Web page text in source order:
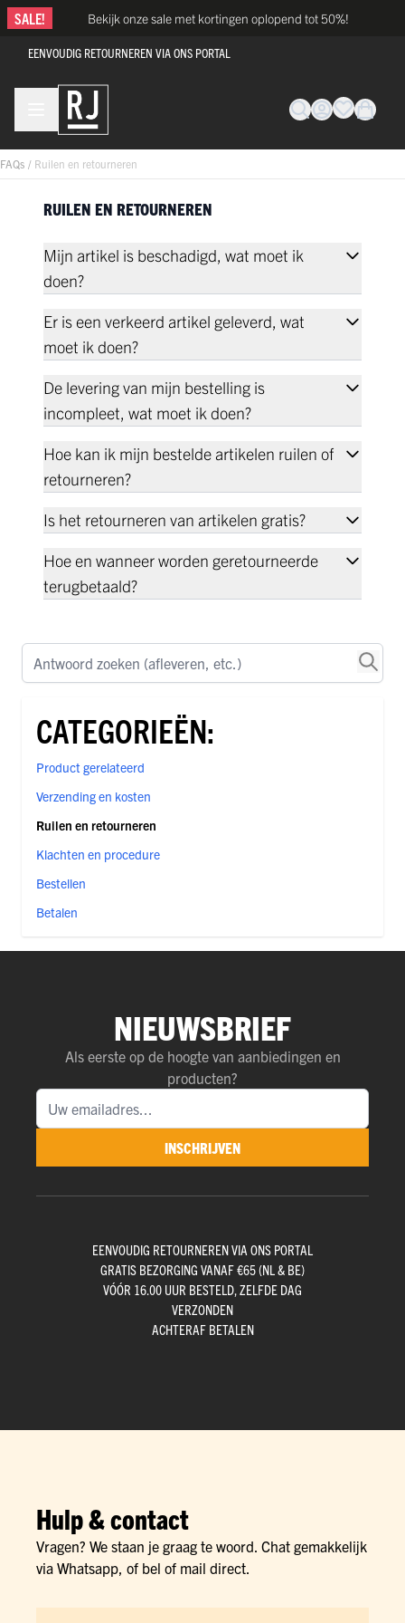
Ga naar de inhoud
SALE! Bekijk onze sale met kortingen oplopend tot 50%!
EENVOUDIG RETOURNEREN VIA ONS PORTAL
FAQs / Ruilen en retourneren
RUILEN EN RETOURNEREN
Mijn artikel is beschadigd, wat moet ik
doen?
Er is een verkeerd artikel geleverd, wat
moet ik doen?
De levering van mijn bestelling is
incompleet, wat moet ik doen?
Hoe kan ik mijn bestelde artikelen ruilen of
retourneren?
Is het retourneren van artikelen gratis?
Hoe en wanneer worden geretourneerde
terugbetaald?
CATEGORIEËN:
Product gerelateerd
Verzending en kosten
Ruilen en retourneren
Klachten en procedure
Bestellen
Betalen
NIEUWSBRIEF
Als eerste op de hoogte van aanbiedingen en
producten?
INSCHRIJVEN
EENVOUDIG RETOURNEREN VIA ONS PORTAL
GRATIS BEZORGING VANAF €65 (NL & BE)
VÓÓR 16.00 UUR BESTELD, ZELFDE DAG
VERZONDEN
ACHTERAF BETALEN
Hulp & contact
Vragen? We staan je graag te woord. Chat gemakkelijk
via Whatsapp, of bel of mail direct.